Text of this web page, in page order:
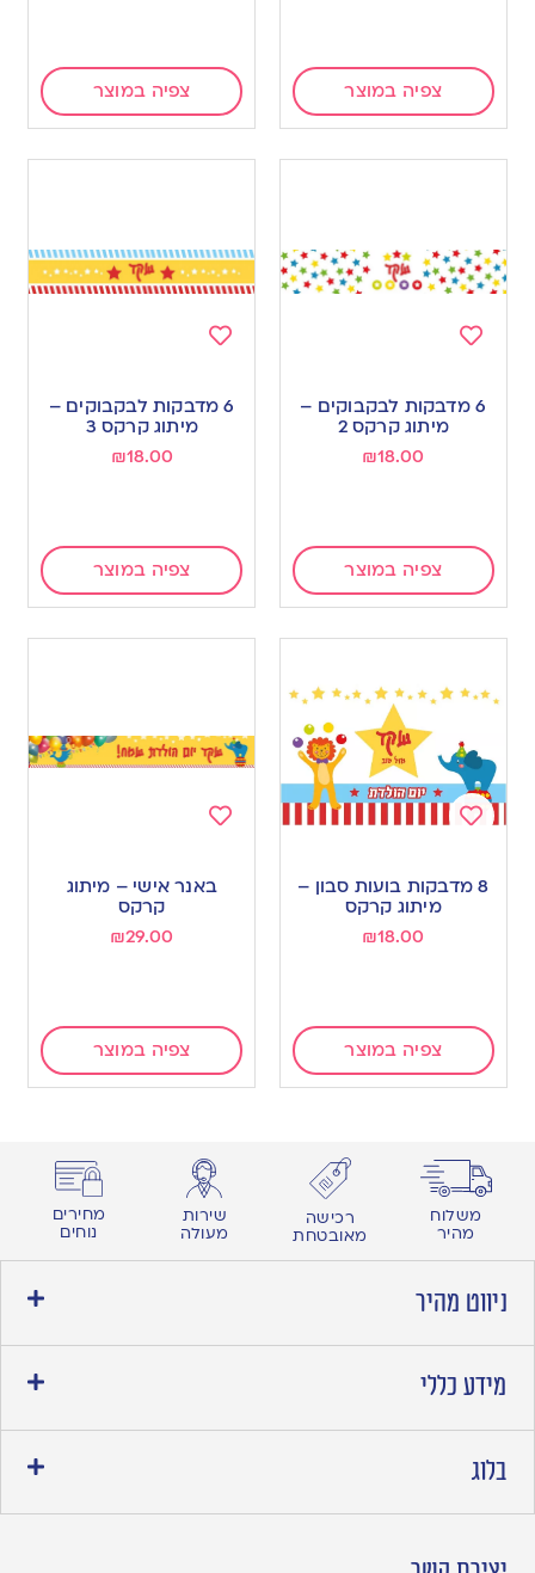
צפיה במוצר צפיה במוצר
to
wishlist
6 מדבקות לבקבוקים –
מיתוג קרקס 2
₪18.00
צפיה במוצר
to
wishlist
6 מדבקות לבקבוקים –
מיתוג קרקס 3
₪18.00
צפיה במוצר
to
wishlist
8 מדבקות בועות סבון –
מיתוג קרקס
₪18.00
צפיה במוצר
wishlist
באנר אישי – מיתוג
קרקס
₪29.00
צפיה במוצר
משלוח
מהיר
רכישה
מאובטחת
שירות
מעולה
מחירים
נוחים
ניווט מהיר
מידע כללי
בלוג